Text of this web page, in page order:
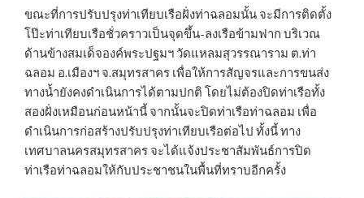
ขณะที่การปรับปรุงท่าเทียบเรือฝั่งท่าฉลอมนั้น จะมีการติดตั้ง
โป๊ะท่าเทียบเรือชั่วคราวเป็นจุดขึ้น-ลงเรือข้ามฟาก บริเวณ
ด้านข้างสมเด็จองค์พระปฐมฯ วัดแหลมสุวรรณาราม ต.ท่า
ฉลอม อ.เมืองฯ จ.สมุทรสาคร เพื่อให้การสัญจรและการขนส่ง
ทางน้ำยังคงดำเนินการได้ตามปกติ โดยไม่ต้องปิดท่าเรือทั้ง
สองฝั่งเหมือนก่อนหน้านี้ จากนั้นจะปิดท่าเรือท่าฉลอม เพื่อ
ดำเนินการก่อสร้างปรับปรุงท่าเทียบเรือต่อไป ทั้งนี้ ทาง
เทศบาลนครสมุทรสาคร จะได้แจ้งประชาสัมพันธ์การปิด
ท่าเรือท่าฉลอมให้กับประชาชนในพื้นที่ทราบอีกครั้ง